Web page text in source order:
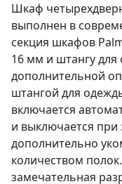
Шкаф
выполнен в
секция шкафов
16 мм и штангу для
дополнительной
штангой для
включается
и выключается
дополнительно
количеством
замечательная